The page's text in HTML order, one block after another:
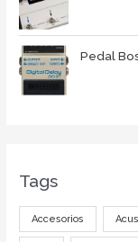
Pedal
Tags
Accesorios